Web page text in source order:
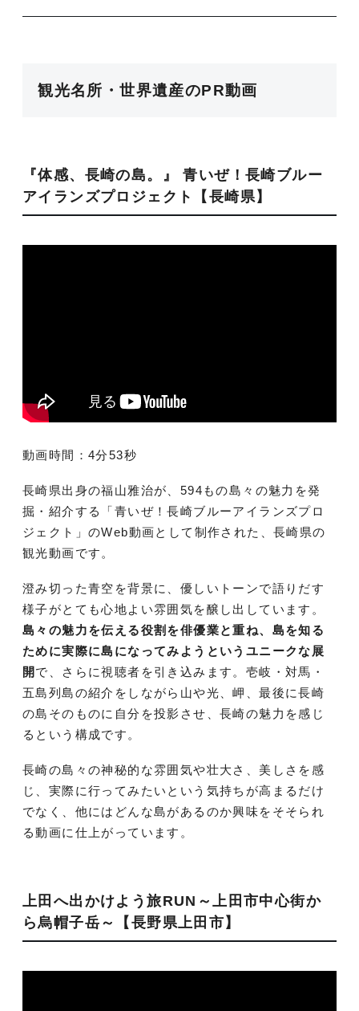
観光名所・世界遺産のPR動画
『体感、長崎の島。』 青いぜ！長崎ブルー
アイランズプロジェクト【長崎県】
動画時間：4分53秒
長崎県出身の福山雅治が、594もの島々の魅力を発
掘・紹介する「青いぜ！長崎ブルーアイランズプロ
ジェクト」のWeb動画として制作された、長崎県の
観光動画です。
澄み切った青空を背景に、優しいトーンで語りだす
様子がとても心地よい雰囲気を醸し出しています。
島々の魅力を伝える役割を俳優業と重ね、島を知る
ために実際に島になってみようというユニークな展
開 で、さらに視聴者を引き込みます。壱岐・対馬・
五島列島の紹介をしながら山や光、岬、最後に長崎
の島そのものに自分を投影させ、長崎の魅力を感じ
るという構成です。
長崎の島々の神秘的な雰囲気や壮大さ、美しさを感
じ、実際に行ってみたいという気持ちが高まるだけ
でなく、他にはどんな島があるのか興味をそそられ
る動画に仕上がっています。
上田へ出かけよう旅RUN～上田市中心街か
ら烏帽子岳～【長野県上田市】